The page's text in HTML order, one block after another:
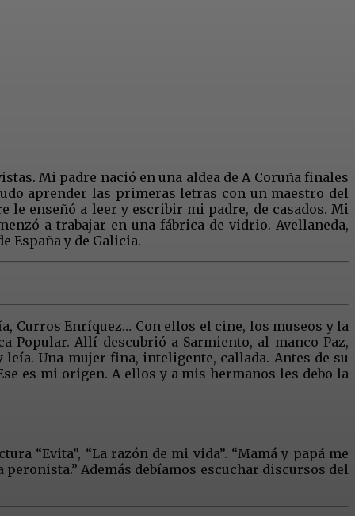
Mi padre nació en una aldea de A Coruña finales
aprender las primeras letras con un maestro del
le enseñó a leer y escribir mi padre, de casados. Mi
a trabajar en una fábrica de vidrio. Avellaneda,
España y de Galicia.
Curros Enríquez… Con ellos el cine, los museos y la
Popular. Allí descubrió a Sarmiento, al manco Paz,
leía. Una mujer fina, inteligente, callada. Antes de su
es mi origen. A ellos y a mis hermanos les debo la
“Evita”, “La razón de mi vida”. “Mamá y papá me
peronista.” Además debíamos escuchar discursos del